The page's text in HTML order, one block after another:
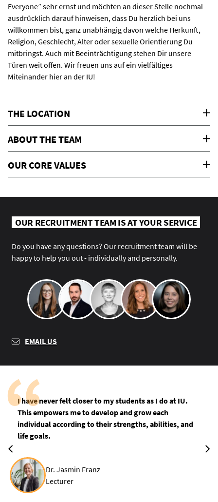
Everyone” sehr ernst und möchten an dieser Stelle nochmal
ausdrücklich darauf hinweisen, dass Du herzlich bei uns
willkommen bist, ganz unabhängig davon welche Herkunft,
Religion, Geschlecht, Alter oder sexuelle Orientierung Du
mitbringst. Auch mit Beeinträchtigung stehen Dir unsere
Türen weit offen. Wir freuen uns auf ein vielfältiges
Miteinander hier an der IU!
OUR RECRUITMENT TEAM IS AT YOUR SERVICE
Do you have any questions? Our recruitment team will be
happy to help you out - individually and personally.
EMAIL US
I have never felt closer to my students as I do at IU.
This empowers me to develop and grow each
individual according to their strengths, abilities, and
life goals.
Dr. Jasmin Franz
Lecturer
THE LOCATION
ABOUT THE TEAM
OUR CORE VALUES